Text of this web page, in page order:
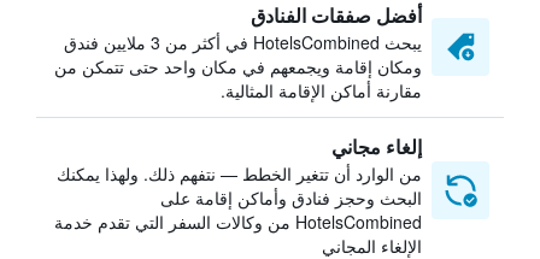
أفضل صفقات الفنادق
يبحث HotelsCombined في أكثر من 3 ملايين فندق
ومكان إقامة ويجمعهم في مكان واحد حتى تتمكن من
مقارنة أماكن الإقامة المثالية.
إلغاء مجاني
من الوارد أن تتغير الخطط — نتفهم ذلك. ولهذا يمكنك
البحث وحجز فنادق وأماكن إقامة على
HotelsCombined من وكالات السفر التي تقدم خدمة
الإلغاء المجاني